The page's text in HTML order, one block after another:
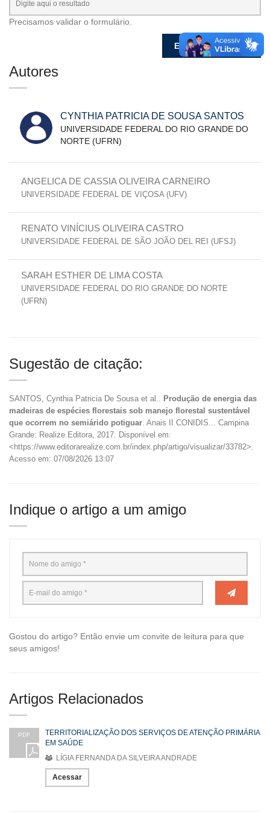
Precisamos validar o formulário.
Autores
CYNTHIA PATRICIA DE SOUSA SANTOS
UNIVERSIDADE FEDERAL DO RIO GRANDE DO
NORTE (UFRN)
ANGELICA DE CASSIA OLIVEIRA CARNEIRO
UNIVERSIDADE FEDERAL DE VIÇOSA (UFV)
RENATO VINÍCIUS OLIVEIRA CASTRO
UNIVERSIDADE FEDERAL DE SÃO JOÃO DEL REI (UFSJ)
SARAH ESTHER DE LIMA COSTA
UNIVERSIDADE FEDERAL DO RIO GRANDE DO NORTE
(UFRN)
Sugestão de citação:
SANTOS, Cynthia Patricia De Sousa et al..
Produção de energia das
madeiras de espécies florestais sob manejo florestal sustentável
que ocorrem no semiárido potiguar . Anais II CONIDIS... Campina
Grande: Realize Editora, 2017. Disponível em:
<https://www.editorarealize.com.br/index.php/artigo/visualizar/33782>.
Acesso em: 07/08/2026 13:07
Indique o artigo a um amigo
Gostou do artigo? Então envie um convite de leitura para que
seus amigos!
Artigos Relacionados
PDF
TERRITORIALIZAÇÃO DOS SERVIÇOS DE ATENÇÃO PRIMÁRIA
EM SAÚDE
LÍGIA FERNANDA DA SILVEIRA ANDRADE
Acessar